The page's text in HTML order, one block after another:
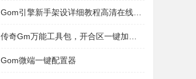
Gom微端一键配置器